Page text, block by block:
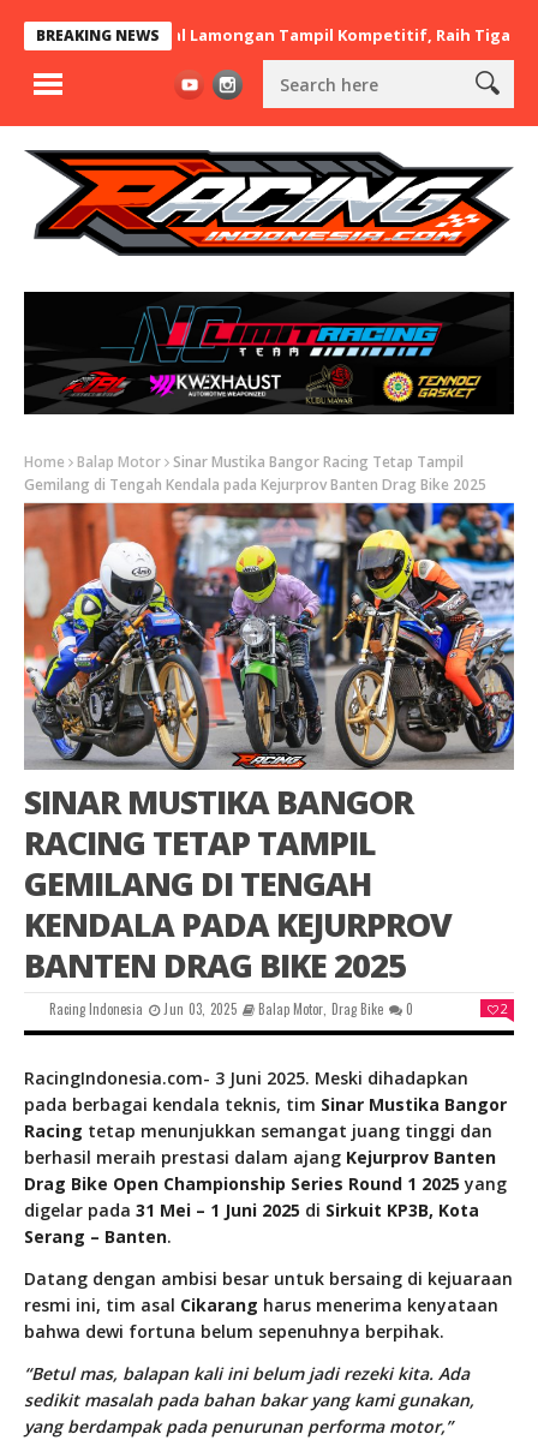
BREAKING NEWS
x BaraBere Asal Lamongan Tampil Kompetitif, Raih Tiga Podium
Home Balap Motor Sinar Mustika Bangor Racing Tetap Tampil
Gemilang di Tengah Kendala pada Kejurprov Banten Drag Bike 2025
SINAR MUSTIKA BANGOR
RACING TETAP TAMPIL
GEMILANG DI TENGAH
KENDALA PADA KEJURPROV
BANTEN DRAG BIKE 2025
Racing Indonesia Jun 03, 2025 Balap Motor, Drag Bike 0 2
RacingIndonesia.com- 3 Juni 2025. Meski dihadapkan
pada berbagai kendala teknis, tim Sinar Mustika Bangor
Racing tetap menunjukkan semangat juang tinggi dan
berhasil meraih prestasi dalam ajang Kejurprov Banten
Drag Bike Open Championship Series Round 1 2025 yang
digelar pada 31 Mei – 1 Juni 2025 di Sirkuit KP3B, Kota
Serang – Banten.
Datang dengan ambisi besar untuk bersaing di kejuaraan
resmi ini, tim asal Cikarang harus menerima kenyataan
bahwa dewi fortuna belum sepenuhnya berpihak.
“Betul mas, balapan kali ini belum jadi rezeki kita. Ada
sedikit masalah pada bahan bakar yang kami gunakan,
yang berdampak pada penurunan performa motor,”